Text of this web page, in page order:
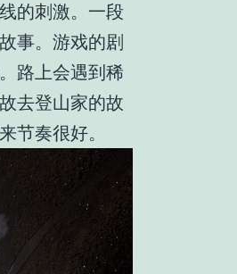
的刺激。一段
事。游戏的剧
路上会遇到稀
去登山家的故
节奏很好。